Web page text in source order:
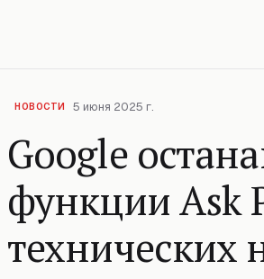
НОВОСТИ 5 июня 2025 г.
Google
функции Ask
технических